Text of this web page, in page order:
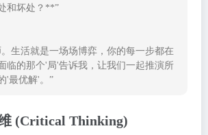
生活就是一场场博弈，你的每一步都在
临的那个'局'告诉我，让我们一起推演所
'最优解'。”
(Critical Thinking)